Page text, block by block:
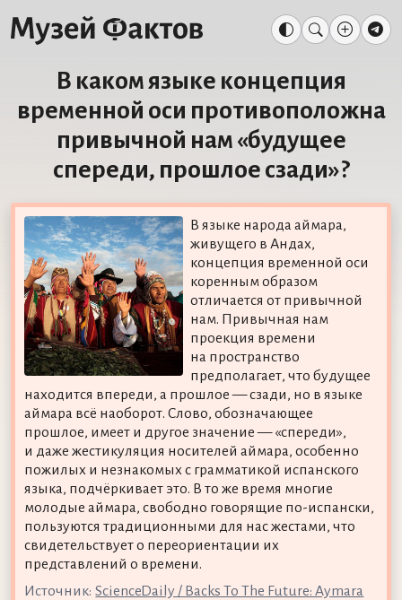
В каком языке концепция
временной оси противоположна
привычной нам «будущее
спереди, прошлое сзади»?
В языке народа аймара,
живущего в Андах,
концепция временной оси
коренным образом
отличается от привычной
нам. Привычная нам
проекция времени
на пространство
предполагает, что будущее
находится впереди, а прошлое — сзади, но в языке
аймара всё наоборот. Слово, обозначающее
прошлое, имеет и другое значение — «спереди»,
и даже жестикуляция носителей аймара, особенно
пожилых и незнакомых с грамматикой испанского
языка, подчёркивает это. В то же время многие
молодые аймара, свободно говорящие по-испански,
пользуются традиционными для нас жестами, что
свидетельствует о переориентации их
представлений о времени.
Источник: ScienceDaily / Backs To The Future: Aymara